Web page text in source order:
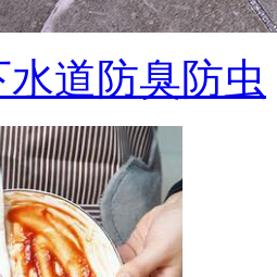
水道防臭防虫